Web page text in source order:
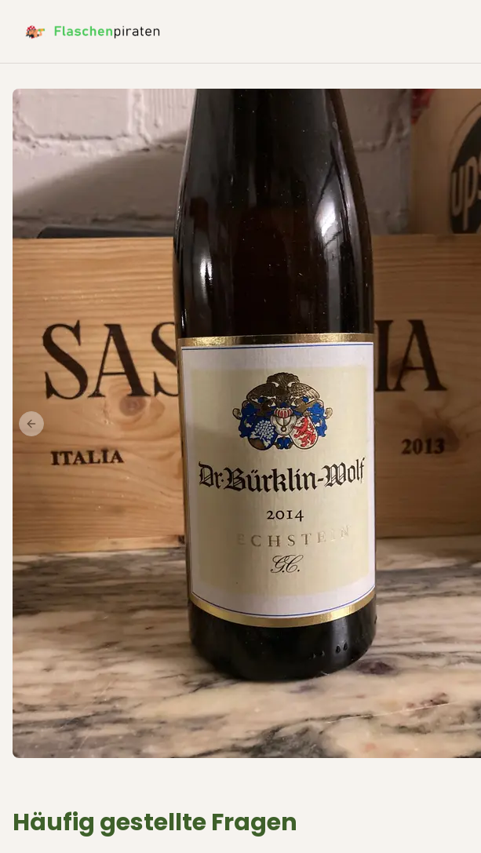
Previous slide
Häufig gestellte Fragen